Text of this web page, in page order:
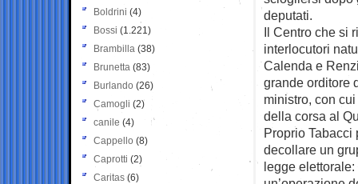
deputati.
Il Centro che si
interlocutori
Calenda e
grande orditore
ministro, con
della corsa al
Proprio Tabacci
decollare un
legge
Boldrini (4)
Bossi (1.221)
Brambilla (38)
Brunetta (83)
Burlando (26)
Camogli (2)
canile (4)
Cappello (8)
Caprotti (2)
Caritas (6)